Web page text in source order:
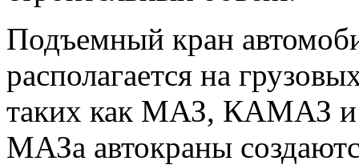
Подъемный кран
располагается на
таких как МАЗ, КАМАЗ
МАЗа автокраны